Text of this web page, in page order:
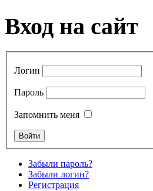
Вход на сайт
Логин
Пароль
Запомнить меня
Забыли пароль?
Забыли логин?
Регистрация